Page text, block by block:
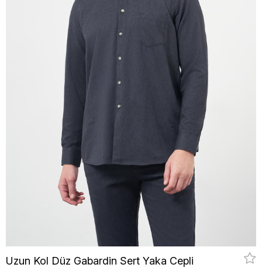
Uzun Kol Düz Gabardin Sert Yaka Cepli